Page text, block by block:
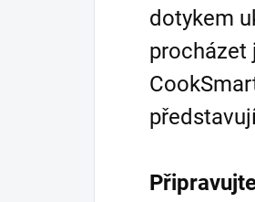
dotykem
procházet